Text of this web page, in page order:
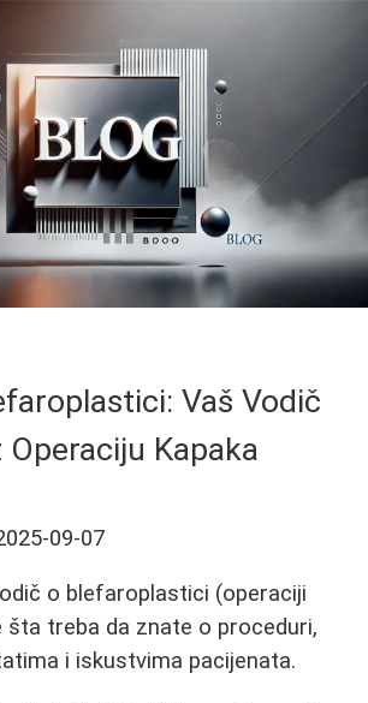
Vaš Vodič
Operaciju Kapaka
09-07
o blefaroplastici (operaciji
šta treba da znate o proceduri,
i iskustvima pacijenata.